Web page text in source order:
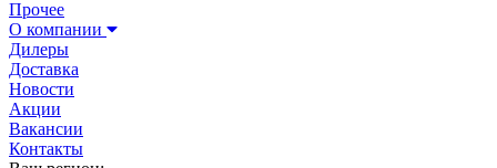
Прочее
О компании
Дилеры
Доставка
Новости
Акции
Вакансии
Контакты